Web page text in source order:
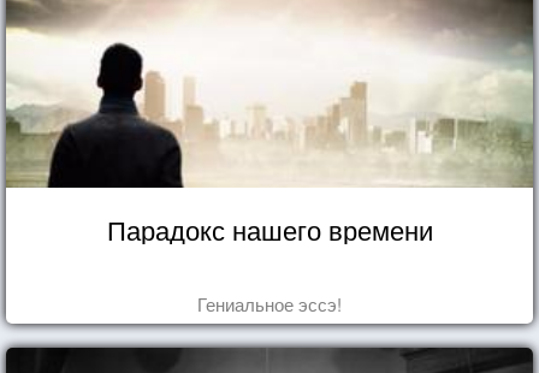
Парадокс нашего времени
Гениальное эссэ!